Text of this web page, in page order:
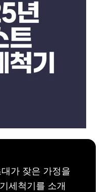
가 잦은 가정을
세척기를 소개